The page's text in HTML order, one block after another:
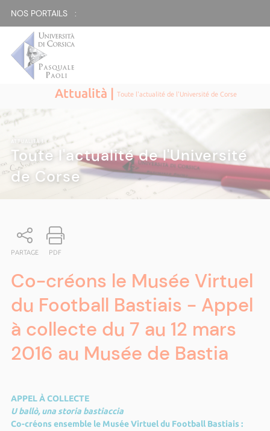
NOS PORTAILS :
Attualità |Toute l'actualité de l'Université de Corse
ATTUALITÀ|
Toute l'actualité de l'Université
de Corse
PARTAGE PDF
Co-créons le Musée Virtuel
du Football Bastiais - Appel
à collecte du 7 au 12 mars
2016 au Musée de Bastia
APPEL À COLLECTE
U ballò, una storia bastiaccia
Co-créons ensemble le Musée Virtuel du Football Bastiais :